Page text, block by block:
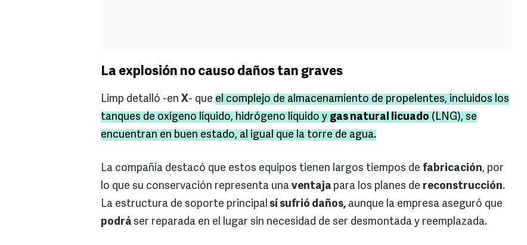
La explosión no causo daños tan graves
Limp detalló -en X- que el complejo de almacenamiento de propelentes, incluidos los
tanques de oxígeno líquido, hidrógeno líquido y gas natural licuado (LNG), se
encuentran en buen estado, al igual que la torre de agua.
La compañía destacó que estos equipos tienen largos tiempos de fabricación, por
lo que su conservación representa una ventaja para los planes de reconstrucción.
La estructura de soporte principal sí sufrió daños, aunque la empresa aseguró que
podrá ser reparada en el lugar sin necesidad de ser desmontada y reemplazada.